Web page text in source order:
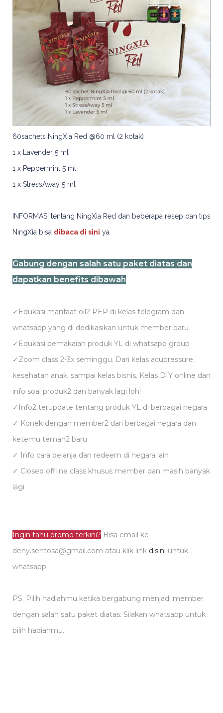
60sachets NingXia Red @60 ml (2 kotak)
1 x Lavender 5 ml
1 x Peppermint 5 ml
1 x StressAway 5 ml
INFORMASI tentang NingXia Red dan beberapa resep dan tips
NingXia bisa dibaca di sini ya
Gabung dengan salah satu paket diatas dan
dapatkan benefits dibawah
✓Edukasi manfaat oil2 PEP di kelas telegram dan
whatsapp yang di dedikasikan untuk member baru
✓Edukasi pemakaian produk YL di whatsapp group
✓Zoom class 2-3x seminggu. Dari kelas acupressure,
kesehatan anak, sampai kelas bisnis. Kelas DIY online dan
info soal produk2 dan banyak lagi loh!
✓Info2 terupdate tentang produk YL di berbagai negara
✓ Konek dengan member2 dari berbagai negara dan
ketemu teman2 baru
✓ Info cara belanja dan redeem di negara lain
✓ Closed offline class khusus member dan masih banyak
lagi
Ingin tahu promo terkini? Bisa email ke
deny.sentosa@gmail.com atau klik link disini untuk
whatsapp.
PS. Pilih hadiahmu ketika bergabung menjadi member
dengan salah satu paket diatas. Silakan whatsapp untuk
pilih hadiahmu.